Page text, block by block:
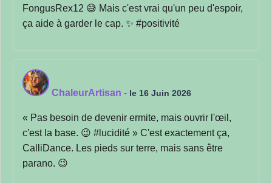
FongusRex12 😅 Mais c'est vrai qu'un peu d'espoir,
ça aide à garder le cap. ✨ #positivité
ChaleurArtisan - le 16 Juin 2026
« Pas besoin de devenir ermite, mais ouvrir l'œil,
c'est la base. 😉 #lucidité » C'est exactement ça,
CalliDance. Les pieds sur terre, mais sans être
parano. 😉